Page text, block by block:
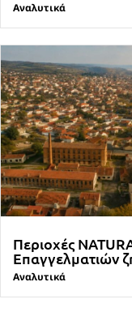
Αναλυτικά
Περιοχές
Επαγγελματιών
Αναλυτικά